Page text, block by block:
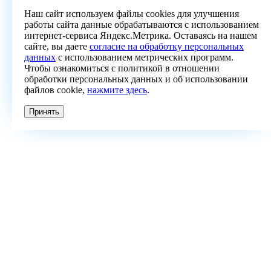
Наш сайт используем файлы cookies для улучшения
работы сайта данные обрабатываются с использованием
интернет-сервиса Яндекс.Метрика. Оставаясь на нашем
сайте, вы даете согласие на обработку персональных
данных с использованием метрических программ.
Чтобы ознакомиться с политикой в отношении
обработки персональных данных и об использовании
файлов cookie, нажмите здесь.
Принять